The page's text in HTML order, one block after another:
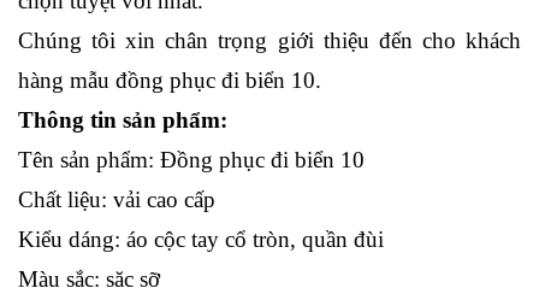
Chúng tôi xin chân trọng giới thiệu đến cho khách
hàng mẫu đồng phục đi biển 10.
Thông tin sản phẩm:
Tên sản phẩm: Đồng phục đi biển 10
Chất liệu: vải cao cấp
Kiểu dáng: áo cộc tay cổ tròn, quần đùi
Màu sắc: sặc sỡ